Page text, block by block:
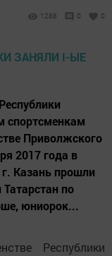
1288 0 0
спортсменкам
Приволжского
2017 года в
г. Казань прошли
по
юниорок...
Республики